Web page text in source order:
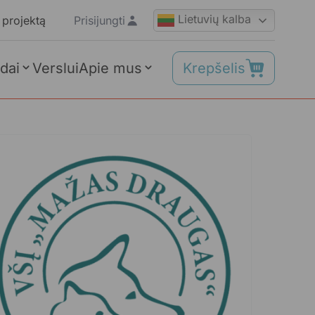
projektą Prisijungti Lietuvių kalba
VersluiApie mus Krepšelis